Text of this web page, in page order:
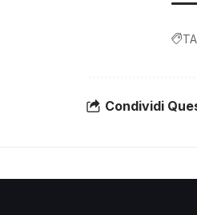
Condividi